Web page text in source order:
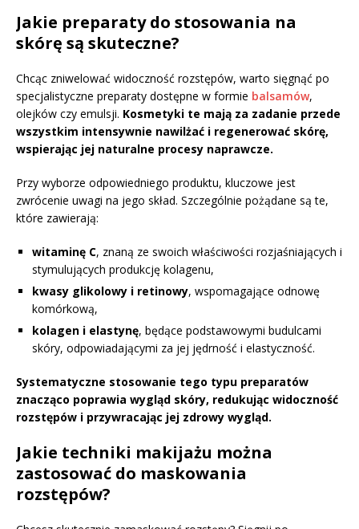
Jakie preparaty do stosowania na
skórę są skuteczne?
Chcąc zniwelować widoczność rozstępów, warto sięgnąć po
specjalistyczne preparaty dostępne w formie balsamów,
olejków czy emulsji. Kosmetyki te mają za zadanie przede
wszystkim intensywnie nawilżać i regenerować skórę,
wspierając jej naturalne procesy naprawcze.
Przy wyborze odpowiedniego produktu, kluczowe jest
zwrócenie uwagi na jego skład. Szczególnie pożądane są te,
które zawierają:
witaminę C, znaną ze swoich właściwości rozjaśniających i
stymulujących produkcję kolagenu,
kwasy glikolowy i retinowy, wspomagające odnowę
komórkową,
kolagen i elastynę, będące podstawowymi budulcami
skóry, odpowiadającymi za jej jędrność i elastyczność.
Systematyczne stosowanie tego typu preparatów
znacząco poprawia wygląd skóry, redukując widoczność
rozstępów i przywracając jej zdrowy wygląd.
Jakie techniki makijażu można
zastosować do maskowania
rozstępów?